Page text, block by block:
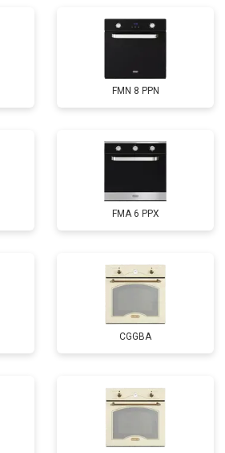
FMN 8 PPN
FMA 6 PPX
CGGBA